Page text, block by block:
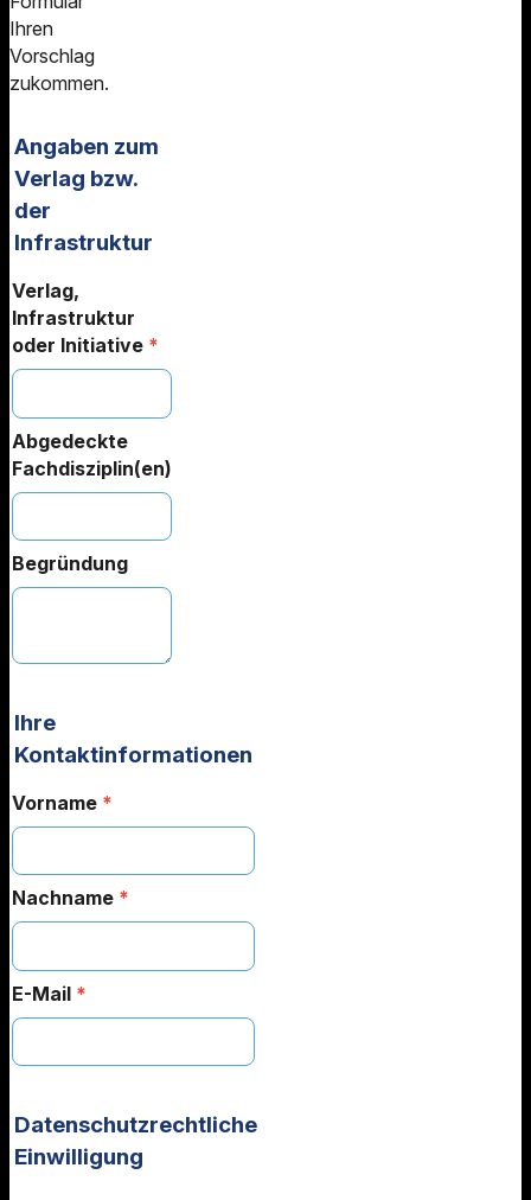
Ihren
Vorschlag
zukommen.
Angaben zum
Verlag bzw.
der
Infrastruktur
Verlag,
Infrastruktur
oder Initiative *
Abgedeckte
Fachdisziplin(en)
Begründung
Ihre
Kontaktinformationen
Vorname *
Nachname *
E-Mail *
Datenschutzrechtliche
Einwilligung